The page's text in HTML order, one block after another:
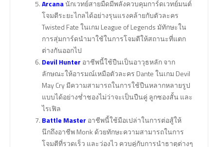
Arcanaนักเวทย์สายมืดมีพลังควบคุมการ์ดเวทย์มนต์
โจมตีระยะไกลได้อย่างรุนแรงคล้ายกับตัวละคร
Twisted Fate ในเกม League of Legends มัทักษะใน
การสุ่มการ์ดนำมาใช้ในการโจมตีให้สถานะที่แตก
ต่างกันออกไป
Devil Hunter อาชีพนี้ใช้ปืนเป็นอาวุธหลัก จาก
ลักษณะให้อารมณ์เหมือตัวละคร Dante ในเกม Devil
May Cry มีความสามารถในการใช้ปืนหลากหลายรูป
แบบได้อย่างช่ำชองไม่ว่าจะเป็นปืนคู่ ลูกซองสั้น และ
ไรเฟิล
Battle Master อาชีพนี้ใช้มือเปล่าในการต่อสู้ให้
นึกถึงอาชีพ Monk ด้วยทักษะความสามารถในการ
โจมตีที่รวดเร็ว และว่องไว ควบคู่กับการนำธาตุต่างๆ